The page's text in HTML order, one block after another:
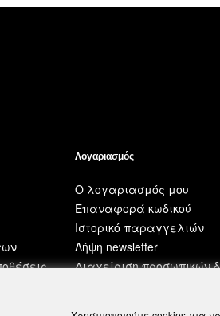
Λογαριασμός
Ο λογαριασμός μου
Επαναφορά κωδικού
Ιστορικό παραγγελιών
Λήψη newsletter
Διαχείριση προσωπικών